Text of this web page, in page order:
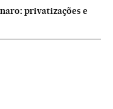
privatizações e